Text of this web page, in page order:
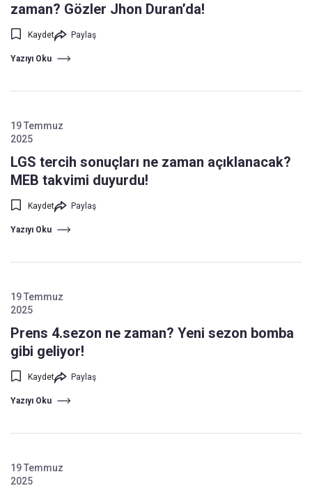
zaman? Gözler Jhon Duran’da!
Kaydet Paylaş
Yazıyı Oku
19 Temmuz
2025
LGS tercih sonuçları ne zaman açıklanacak?
MEB takvimi duyurdu!
Kaydet Paylaş
Yazıyı Oku
19 Temmuz
2025
Prens 4.sezon ne zaman? Yeni sezon bomba
gibi geliyor!
Kaydet Paylaş
Yazıyı Oku
19 Temmuz
2025